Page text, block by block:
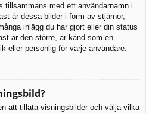
tillsammans med ett användarnamn i
är dessa bilder i form av stjärnor,
inlägg du har gjort eller din status
är den större, är känd som en
eller personlig för varje användare.
att tillåta visningsbilder och välja vilka